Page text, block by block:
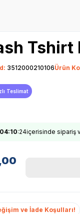
Tshirt
3512000210106Ürün
Teslimat
04:10:23içerisinde sipariş
ve İade Koşulları!